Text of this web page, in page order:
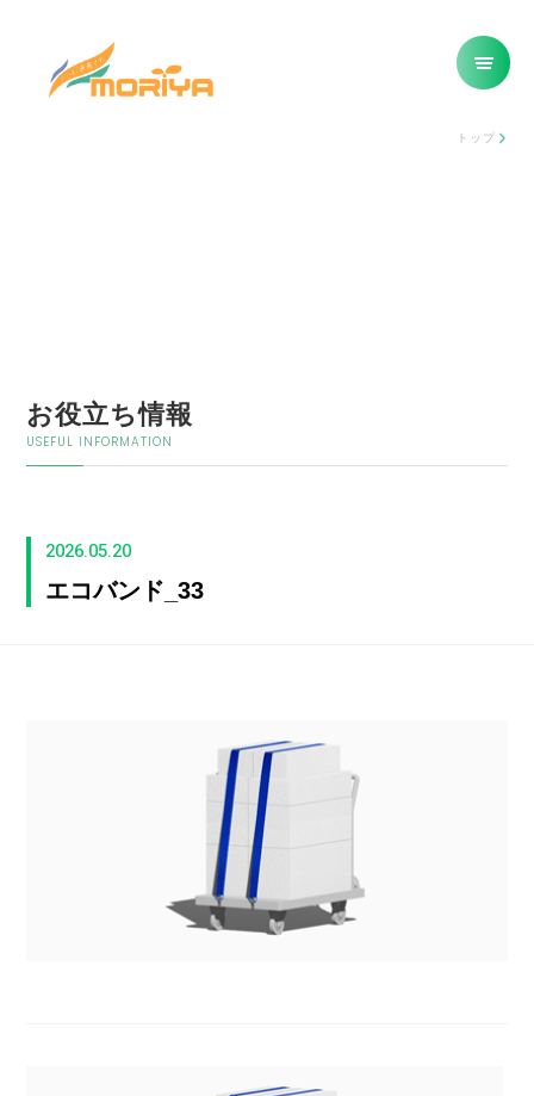
トップ
お役立ち情報
USEFUL INFORMATION
2026.05.20
エコバンド_33